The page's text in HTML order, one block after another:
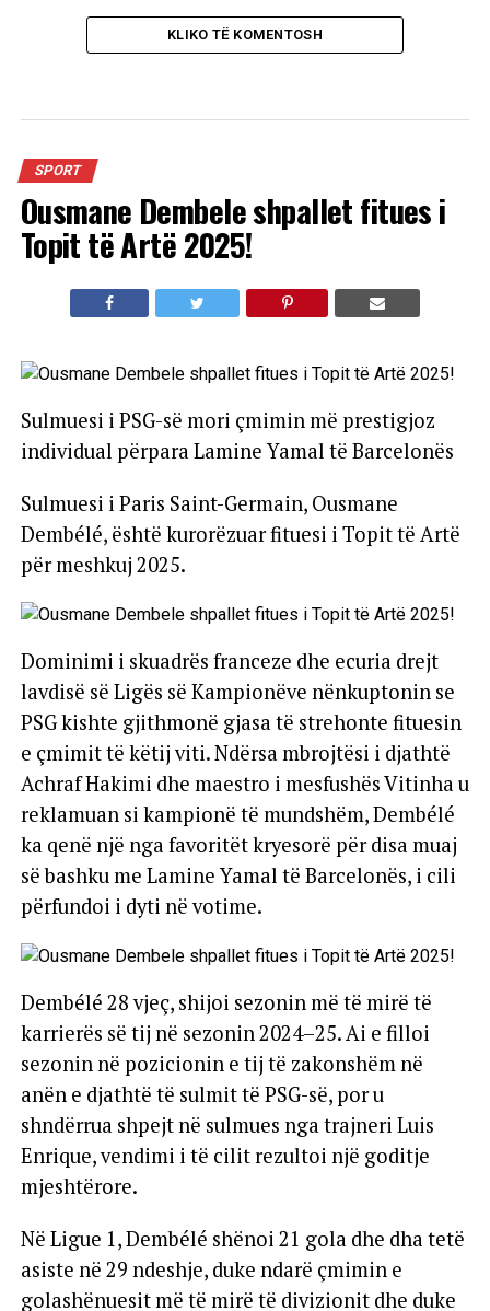
KLIKO TË KOMENTOSH
SPORT
Ousmane Dembele shpallet fitues i
Topit të Artë 2025!
Sulmuesi i PSG-së mori çmimin më prestigjoz
individual përpara Lamine Yamal të Barcelonës
Sulmuesi i Paris Saint-Germain, Ousmane
Dembélé, është kurorëzuar fituesi i Topit të Artë
për meshkuj 2025.
Dominimi i skuadrës franceze dhe ecuria drejt
lavdisë së Ligës së Kampionëve nënkuptonin se
PSG kishte gjithmonë gjasa të strehonte fituesin
e çmimit të këtij viti. Ndërsa mbrojtësi i djathtë
Achraf Hakimi dhe maestro i mesfushës Vitinha u
reklamuan si kampionë të mundshëm, Dembélé
ka qenë një nga favoritët kryesorë për disa muaj
së bashku me Lamine Yamal të Barcelonës, i cili
përfundoi i dyti në votime.
Dembélé 28 vjeç, shijoi sezonin më të mirë të
karrierës së tij në sezonin 2024–25. Ai e filloi
sezonin në pozicionin e tij të zakonshëm në
anën e djathtë të sulmit të PSG-së, por u
shndërrua shpejt në sulmues nga trajneri Luis
Enrique, vendimi i të cilit rezultoi një goditje
mjeshtërore.
Në Ligue 1, Dembélé shënoi 21 gola dhe dha tetë
asiste në 29 ndeshje, duke ndarë çmimin e
golashënuesit më të mirë të divizionit dhe duke